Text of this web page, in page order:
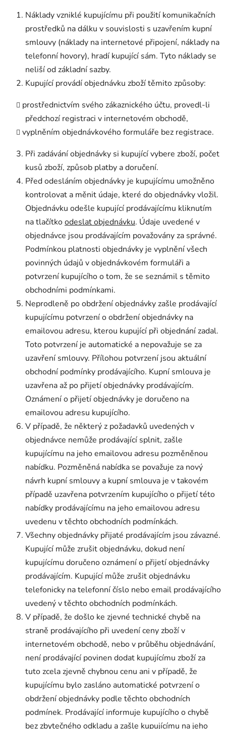
Náklady vzniklé kupujícímu při použití komunikačních
prostředků na dálku v souvislosti s uzavřením kupní
smlouvy (náklady na internetové připojení, náklady na
telefonní hovory), hradí kupující sám. Tyto náklady se
neliší od základní sazby.
Kupující provádí objednávku zboží těmito způsoby:
prostřednictvím svého zákaznického účtu, provedl-li
předchozí registraci v internetovém obchodě,
vyplněním objednávkového formuláře bez registrace.
Při zadávání objednávky si kupující vybere zboží, počet
kusů zboží, způsob platby a doručení.
Před odesláním objednávky je kupujícímu umožněno
kontrolovat a měnit údaje, které do objednávky vložil.
Objednávku odešle kupující prodávajícímu kliknutím
na tlačítkoodeslat objednávku. Údaje uvedené v
objednávce jsou prodávajícím považovány za správné.
Podmínkou platnosti objednávky je vyplnění všech
povinných údajů v objednávkovém formuláři a
potvrzení kupujícího o tom, že se seznámil s těmito
obchodními podmínkami.
Neprodleně po obdržení objednávky zašle prodávající
kupujícímu potvrzení o obdržení objednávky na
emailovou adresu, kterou kupující při objednání zadal.
Toto potvrzení je automatické a nepovažuje se za
uzavření smlouvy. Přílohou potvrzení jsou aktuální
obchodní podmínky prodávajícího. Kupní smlouva je
uzavřena až po přijetí objednávky prodávajícím.
Oznámení o přijetí objednávky je doručeno na
emailovou adresu kupujícího.
V případě, že některý z požadavků uvedených v
objednávce nemůže prodávající splnit, zašle
kupujícímu na jeho emailovou adresu pozměněnou
nabídku. Pozměněná nabídka se považuje za nový
návrh kupní smlouvy a kupní smlouva je v takovém
případě uzavřena potvrzením kupujícího o přijetí této
nabídky prodávajícímu na jeho emailovou adresu
uvedenu v těchto obchodních podmínkách.
Všechny objednávky přijaté prodávajícím jsou závazné.
Kupující může zrušit objednávku, dokud není
kupujícímu doručeno oznámení o přijetí objednávky
prodávajícím. Kupující může zrušit objednávku
telefonicky na telefonní číslo nebo email prodávajícího
uvedený v těchto obchodních podmínkách.
V případě, že došlo ke zjevné technické chybě na
straně prodávajícího při uvedení ceny zboží v
internetovém obchodě, nebo v průběhu objednávání,
není prodávající povinen dodat kupujícímu zboží za
tuto zcela zjevně chybnou cenu ani v případě, že
kupujícímu bylo zasláno automatické potvrzení o
obdržení objednávky podle těchto obchodních
podmínek. Prodávající informuje kupujícího o chybě
bez zbytečného odkladu a zašle kupujícímu na jeho